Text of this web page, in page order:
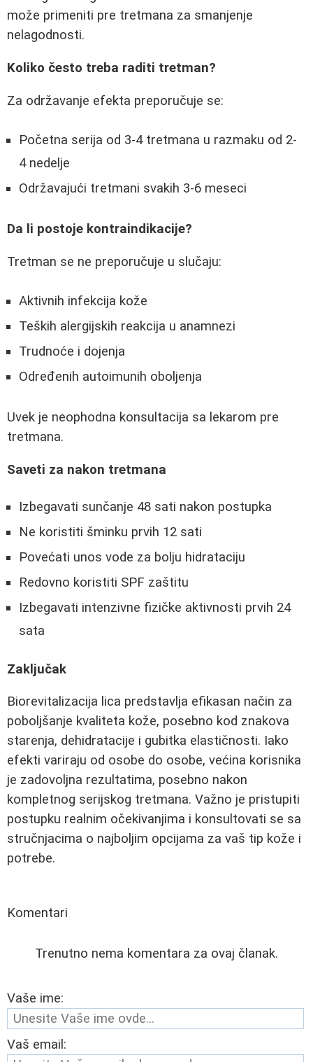
može primeniti pre tretmana za smanjenje
nelagodnosti.
Koliko često treba raditi tretman?
Za održavanje efekta preporučuje se:
Početna serija od 3-4 tretmana u razmaku od 2-
4 nedelje
Održavajući tretmani svakih 3-6 meseci
Da li postoje kontraindikacije?
Tretman se ne preporučuje u slučaju:
Aktivnih infekcija kože
Teških alergijskih reakcija u anamnezi
Trudnoće i dojenja
Određenih autoimunih oboljenja
Uvek je neophodna konsultacija sa lekarom pre
tretmana.
Saveti za nakon tretmana
Izbegavati sunčanje 48 sati nakon postupka
Ne koristiti šminku prvih 12 sati
Povećati unos vode za bolju hidrataciju
Redovno koristiti SPF zaštitu
Izbegavati intenzivne fizičke aktivnosti prvih 24
sata
Zaključak
Biorevitalizacija lica predstavlja efikasan način za
poboljšanje kvaliteta kože, posebno kod znakova
starenja, dehidratacije i gubitka elastičnosti. Iako
efekti variraju od osobe do osobe, većina korisnika
je zadovoljna rezultatima, posebno nakon
kompletnog serijskog tretmana. Važno je pristupiti
postupku realnim očekivanjima i konsultovati se sa
stručnjacima o najboljim opcijama za vaš tip kože i
potrebe.
Komentari
Trenutno nema komentara za ovaj članak.
Vaše ime:
Vaš email: